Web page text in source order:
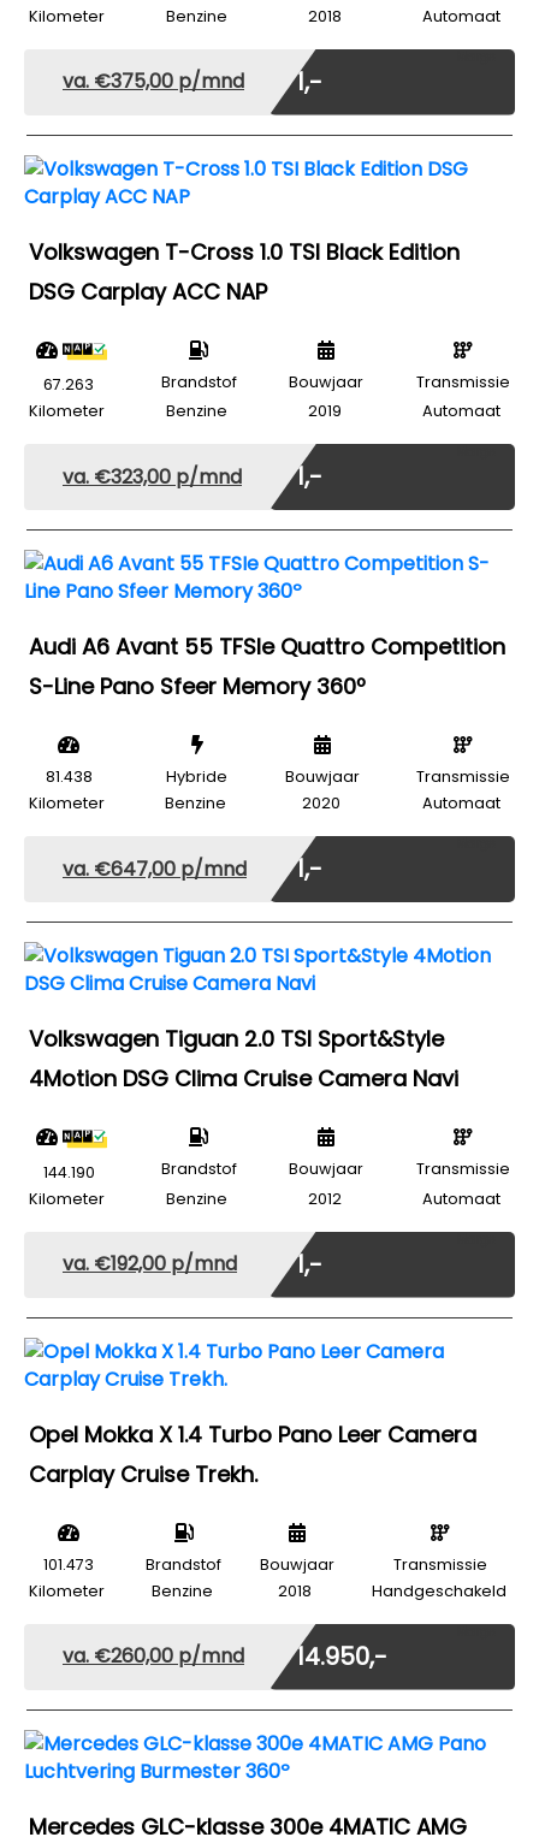
Kilometer Benzine 2018 Automaat
va. €375,00 p/mnd € 1,-
Volkswagen T-Cross 1.0 TSI Black Edition
DSG Carplay ACC NAP
67.263
Kilometer
Brandstof
Benzine
Bouwjaar
2019
Transmissie
Automaat
va. €323,00 p/mnd € 1,-
Audi A6 Avant 55 TFSIe Quattro Competition
S-Line Pano Sfeer Memory 360º
81.438
Kilometer
Hybride
Benzine
Bouwjaar
2020
Transmissie
Automaat
va. €647,00 p/mnd € 1,-
Volkswagen Tiguan 2.0 TSI Sport&Style
4Motion DSG Clima Cruise Camera Navi
144.190
Kilometer
Brandstof
Benzine
Bouwjaar
2012
Transmissie
Automaat
va. €192,00 p/mnd € 1,-
Opel Mokka X 1.4 Turbo Pano Leer Camera
Carplay Cruise Trekh.
101.473
Kilometer
Brandstof
Benzine
Bouwjaar
2018
Transmissie
Handgeschakeld
va. €260,00 p/mnd € 14.950,-
Mercedes GLC-klasse 300e 4MATIC AMG